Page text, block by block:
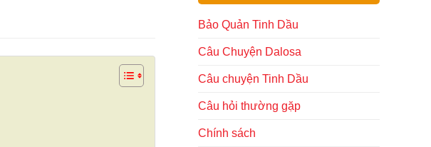
Bảo Quản Tinh Dầu
Câu Chuyện Dalosa
Câu chuyện Tinh Dầu
Câu hỏi thường gặp
Chính sách